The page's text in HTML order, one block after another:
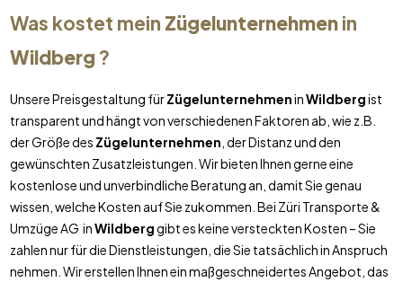
Was kostet mein Zügelunternehmenin
Wildberg ?
Unsere Preisgestaltung fürZügelunternehmeninWildbergist
transparent und hängt von verschiedenen Faktoren ab, wie z.B.
der Größe des Zügelunternehmen , der Distanz und den
gewünschten Zusatzleistungen. Wir bieten Ihnen gerne eine
kostenlose und unverbindliche Beratung an, damit Sie genau
wissen, welche Kosten auf Sie zukommen. Bei Züri Transporte &
Umzüge AG inWildberggibt es keine versteckten Kosten – Sie
zahlen nur für die Dienstleistungen, die Sie tatsächlich in Anspruch
nehmen. Wir erstellen Ihnen ein maßgeschneidertes Angebot, das